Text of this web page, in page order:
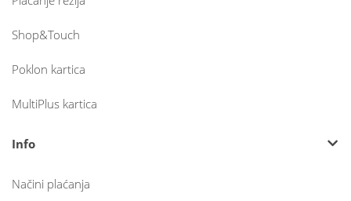
Shop&Touch
Poklon kartica
MultiPlus kartica
Info
Načini plaćanja